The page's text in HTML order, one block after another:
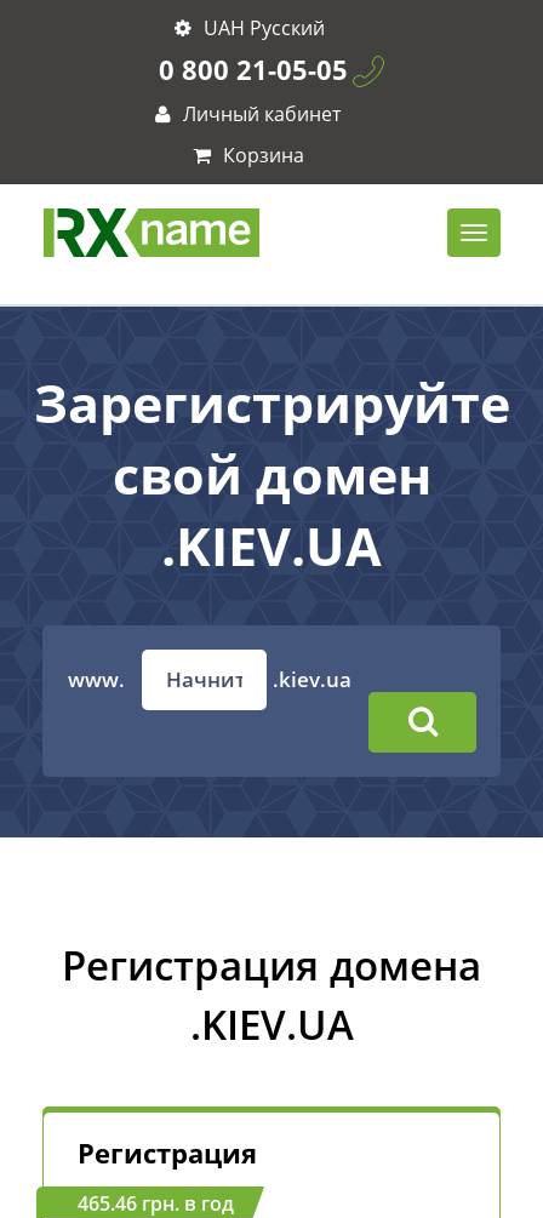
UAH Русский
0 800 21-05-05
Личный кабинет
Корзина
Зарегистрируйте
свой домен
.KIEV.UA
www. .kiev.ua
Регистрация домена
.KIEV.UA
Регистрация
465.46 грн. в год